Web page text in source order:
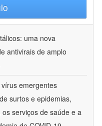
uma nova
antivirais de amplo
emergentes
surtos e epidemias,
serviços de saúde e a